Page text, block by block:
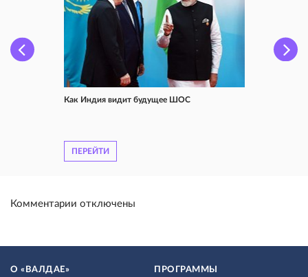
Как Индия видит будущее ШОС
ПЕРЕЙТИ
Комментарии отключены
О «ВАЛДАЕ» ПРОГРАММЫ